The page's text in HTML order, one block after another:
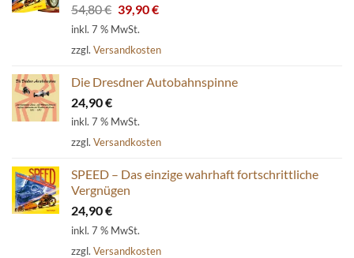
54,80€ Ursprünglicher
Preis
54,80 €
39,90€Aktueller
39,90 €.
inkl. 7 % MwSt.
zzgl. Versandkosten
Die Dresdner Autobahnspinne
24,90€
inkl. 7 % MwSt.
zzgl. Versandkosten
SPEED – Das einzige wahrhaft fortschrittliche
Vergnügen
24,90€
inkl. 7 % MwSt.
zzgl. Versandkosten